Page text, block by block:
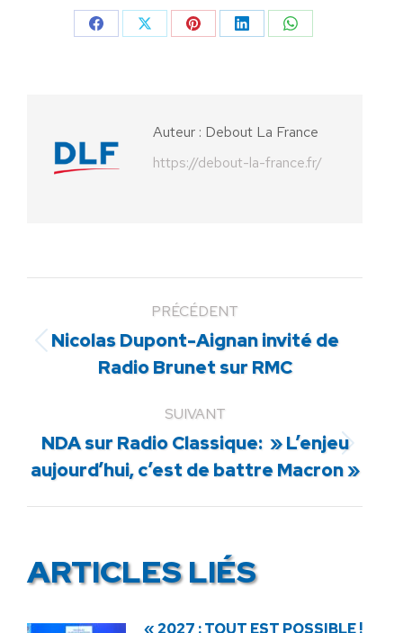
PartagerPartagerPartagerPartagerPartager
Auteur : Debout La France
https://debout-la-france.fr/
PRÉCÉDENT
Article
précédent
Nicolas Dupont-Aignan invité de
Radio Brunet sur RMC
SUIVANT
Article
suivant
NDA sur Radio Classique: » L’enjeu
aujourd’hui, c’est de battre Macron »
ARTICLES LIÉS
« 2027 : TOUT EST POSSIBLE !